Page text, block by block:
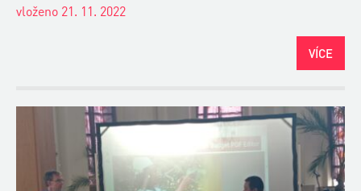
vloženo 21. 11. 2022
VÍCE